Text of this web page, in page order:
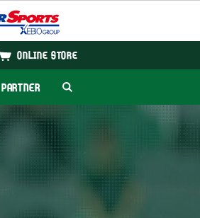
ONLINE STORE
PARTNER